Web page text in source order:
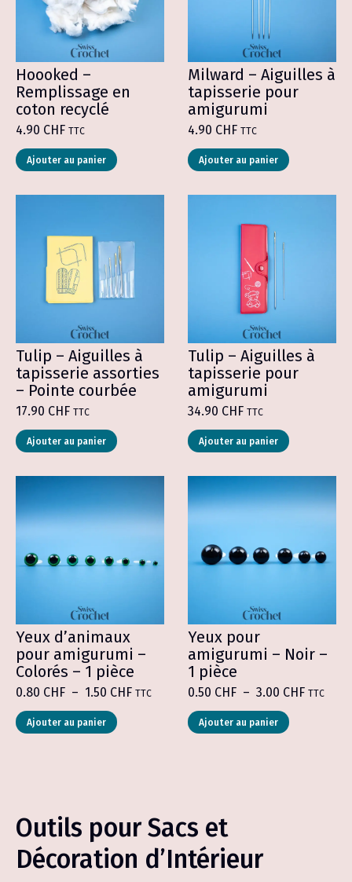
Hoooked –
Remplissage en
coton recyclé
4.90 CHF TTC
Ajouter au panier
Ce
produit
plusieurs
options
peuvent
être
choisies
sur
produit
Milward – Aiguilles à
tapisserie pour
amigurumi
4.90 CHF TTC
Ajouter au panier
Tulip – Aiguilles à
tapisserie assorties
– Pointe courbée
17.90 CHF TTC
Ajouter au panier
Tulip – Aiguilles à
tapisserie pour
amigurumi
34.90 CHF TTC
Ajouter au panier
Yeux d’animaux
pour amigurumi –
Colorés – 1 pièce
0.80 CHF – 1.50 CHFPlage
TTC
Ajouter au panier
Ce
produit
peuvent
être
choisies
sur
la
Yeux pour
amigurumi – Noir –
1 pièce
0.50 CHF – 3.00 CHFPlage
TTC
Ajouter au panier
Ce
produit
Outils pour Sacs et
Décoration d’Intérieur